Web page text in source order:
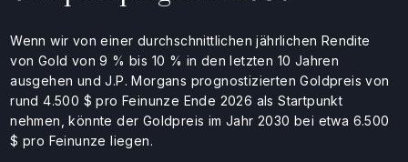
Wenn wir von einer durchschnittlichen jährlichen Rendite
von Gold von 9 % bis 10 % in den letzten 10 Jahren
ausgehen und J.P. Morgans prognostizierten Goldpreis von
rund 4.500 $ pro Feinunze Ende 2026 als Startpunkt
nehmen, könnte der Goldpreis im Jahr 2030 bei etwa 6.500
$ pro Feinunze liegen.